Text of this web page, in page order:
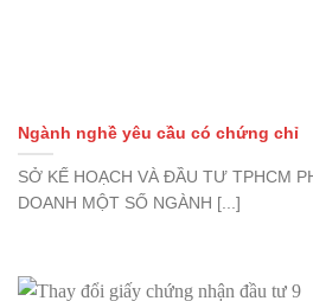
Ngành nghề yêu cầu có chứng chỉ
SỞ KẾ HOẠCH VÀ ĐẦU TƯ TPHCM
DOANH MỘT SỐ NGÀNH [...]